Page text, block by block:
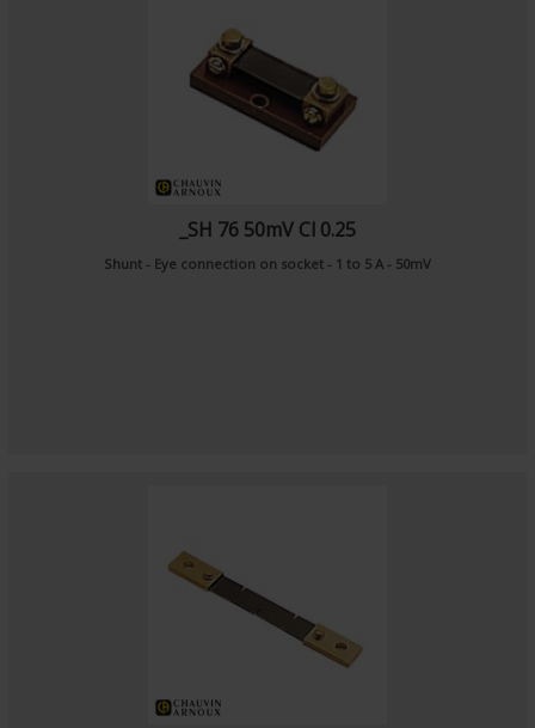
_SH 76 50mV Cl 0.25
Shunt - Eye connection on socket - 1 to 5 A - 50mV